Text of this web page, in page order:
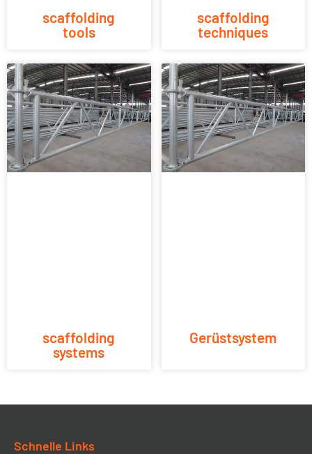
scaffolding
tools
scaffolding
techniques
scaffolding
systems
Gerüstsystem
Schnelle Links